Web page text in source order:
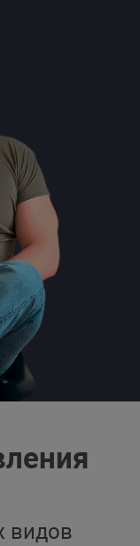
видов